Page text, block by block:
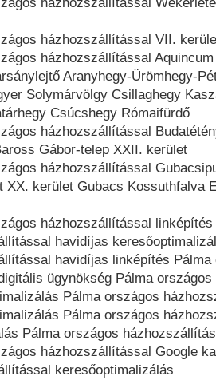
házhozszállítással VII.
házhozszállítással
Aranyhegy-Ürömhegy-
Solymárvölgy Csillaghegy
Csúcshegy Rómaifürdő
házhozszállítással
Gábor-telep XXII. kerület
házhozszállítással
XX. kerület Gubacs Kossuthfalva
házhozszállítással
havidíjas
havidíjas linképítés
ügynökség Pálma
Pálma országos
Pálma országos
Pálma országos
házhozszállítással Google
keresőoptimalizálás